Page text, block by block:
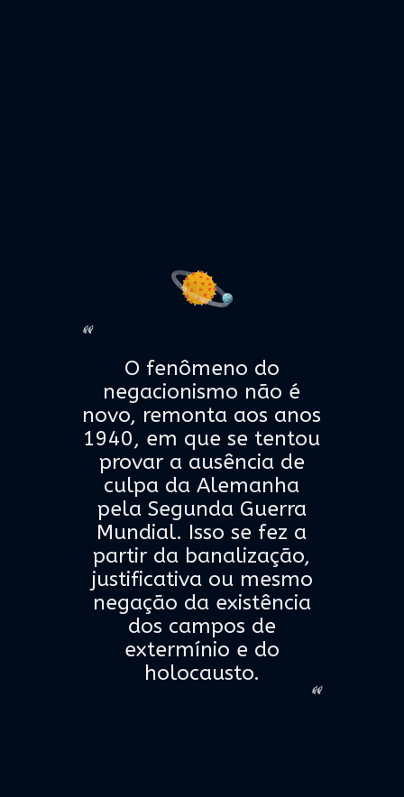
“
O fenômeno do
negacionismo não é
novo, remonta aos anos
1940, em que se tentou
provar a ausência de
culpa da Alemanha
pela Segunda Guerra
Mundial. Isso se fez a
partir da banalização,
justificativa ou mesmo
negação da existência
dos campos de
extermínio e do
holocausto.
“